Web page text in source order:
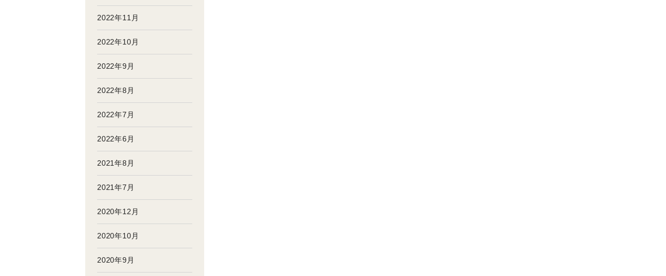
2022年11月
2022年10月
2022年9月
2022年8月
2022年7月
2022年6月
2021年8月
2021年7月
2020年12月
2020年10月
2020年9月